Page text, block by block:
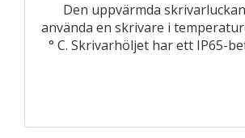
Den uppvärmda
använda en skrivare i
° C. Skrivarhöljet har ett IP65-